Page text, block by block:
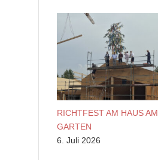
RICHTFEST AM HAUS AM
GARTEN
6. Juli 2026